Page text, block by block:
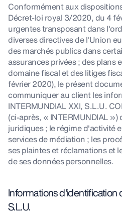
Conformément aux
Décret-loi royal 3/2020, du 4
urgentes transposant dans
diverses directives de l'Union
des marchés publics dans
assurances privées ; des plans
domaine fiscal et des litiges
février 2020), le présent
communiquer au client les
INTERMUNDIAL XXI, S.L.U.
(ci-après, « INTERMUNDIAL »)
juridiques ; le régime d'activité
services de médiation ; les
ses plaintes et réclamations et
de ses données personnelles.
Informations d'identification
S.L.U.